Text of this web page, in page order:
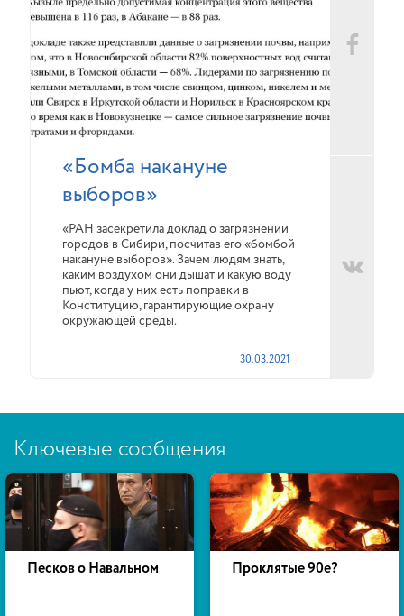
«Бомба накануне
выборов»
«РАН засекретила доклад о загрязнении
городов в Сибири, посчитав его «бомбой
накануне выборов». Зачем людям знать,
каким воздухом они дышат и какую воду
пьют, когда у них есть поправки в
Конституцию, гарантирующие охрану
окружающей среды.
30.03.2021
Ключевые сообщения
Песков о Навальном Проклятые 90е?